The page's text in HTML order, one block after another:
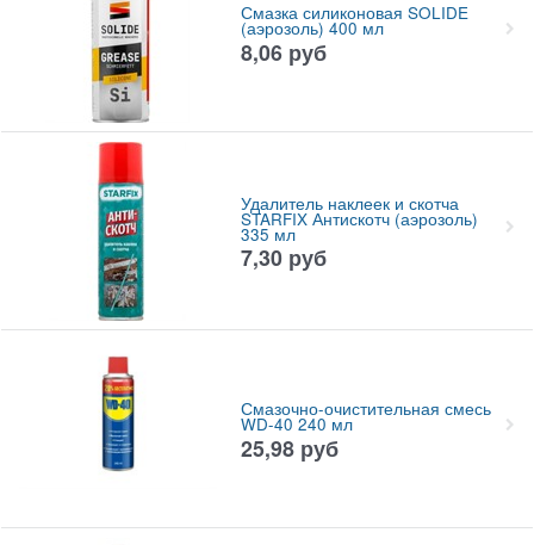
Смазка силиконовая SOLIDE
(аэрозоль) 400 мл
8,06 руб
Удалитель наклеек и скотча
STARFIX Антискотч (аэрозоль)
335 мл
7,30 руб
Смазочно-очистительная смесь
WD-40 240 мл
25,98 руб